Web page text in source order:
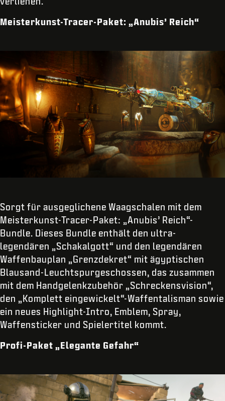
Meisterkunst-Tracer-Paket: „Anubis’ Reich“
Sorgt für ausgeglichene Waagschalen mit dem
Meisterkunst-Tracer-Paket: „Anubis’ Reich“-
Bundle. Dieses Bundle enthält den ultra-
legendären „Schakalgott“ und den legendären
Waffenbauplan „Grenzdekret“ mit ägyptischen
Blausand-Leuchtspurgeschossen, das zusammen
mit dem Handgelenkzubehör „Schreckensvision“,
den „Komplett eingewickelt“-Waffentalisman sowie
ein neues Highlight-Intro, Emblem, Spray,
Waffensticker und Spielertitel kommt.
Profi-Paket „Elegante Gefahr“